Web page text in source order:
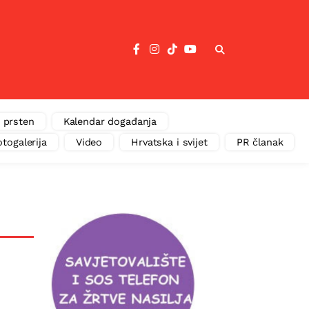
prsten
Kalendar događanja
Video Hrvatska i svijet PR članak